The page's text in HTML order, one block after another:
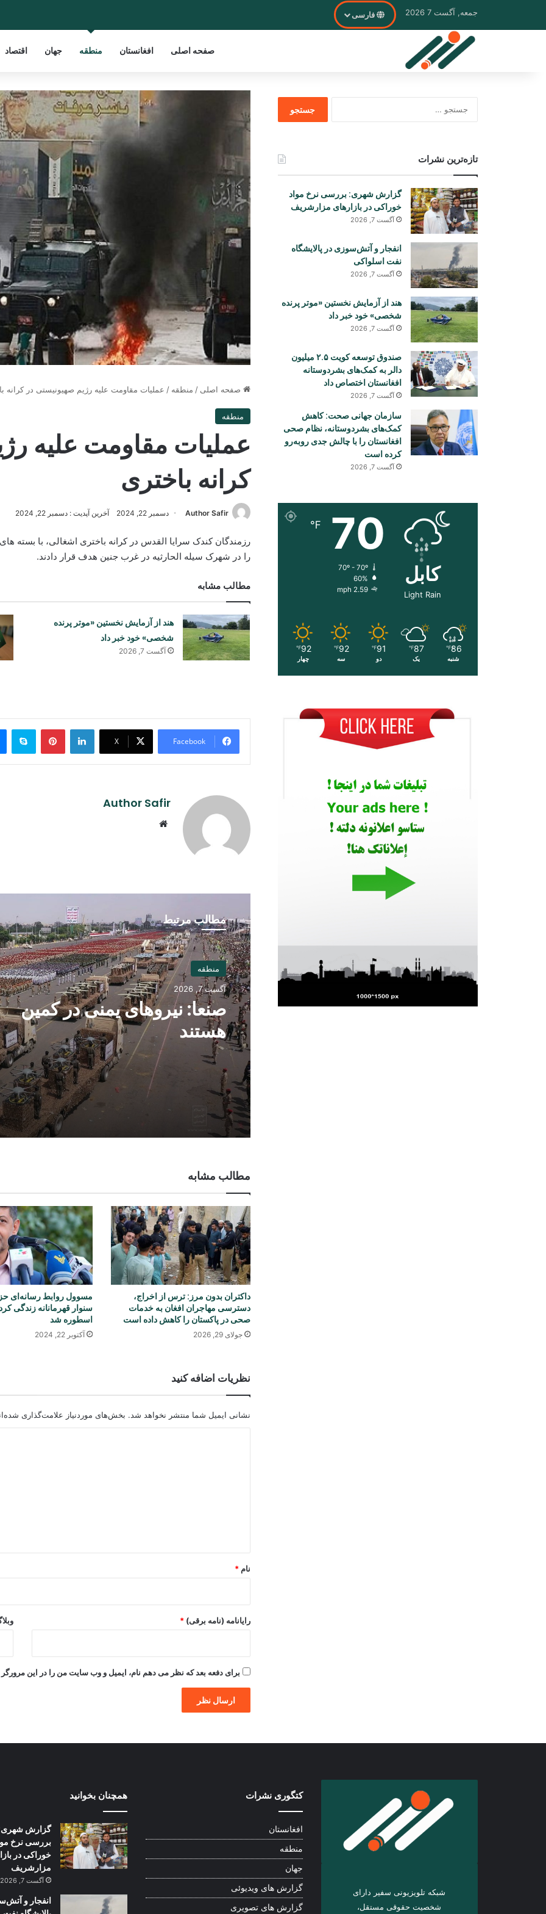
جمعه, آگست 7 2026 فارسی
صفحه اصلی افغانستان منطقه جهان اقتصاد
صفحه اصلی / منطقه / عملیات مقاومت علیه رژیم صهیونیستی در کرانه
منطقه
عملیات مقاومت علیه
کرانه باختری
Author Safir دسمبر 22, 2024 آخرین آپدیت : دسمبر 22, 2024
رزمندگان کندک سرایا القدس در کرانه باختری اشغالی، با
را در شهرک سیله الحارثیه در غرب جنین هدف قرار دادند.
مطالب مشابه
هند از آزمایش نخستین «موتر پرنده
شخصی» خود خبر داد
آگست 7, 2026
Facebook
X
LinkedIn
Pinterest
Author Safir
مطالب مرتبط
منطقه
آگست 7, 2026
صنعا: نیروهای یمنی در کمین
هستند
مطالب مشابه
داکتران بدون مرز: ترس از اخراج،
دسترسی مهاجران افغان به خدمات
صحی در پاکستان را کاهش داده است
جولای 29, 2026
مسوول روابط رسانه‌ای
سنوار قهرمانانه زندگی
اسطوره شد
آکتوبر 22, 2024
نظریات اضافه کنید
نشانی ایمیل شما منتشر نخواهد شد. بخش‌های موردنیاز علامت‌گذاری
نام *
رایانامه (نامه برقی) *
برای دفعه بعد که نظر می دهم نام، ایمیل و وب سایت من را در این مرورگر
تازه‌ترین نشرات
گزارش شهری: بررسی نرخ مواد
خوراکی در بازارهای مزارشریف
آگست 7, 2026
انفجار و آتش‌سوزی در پالایشگاه
نفت اسلواکی
آگست 7, 2026
هند از آزمایش نخستین «موتر پرنده
شخصی» خود خبر داد
آگست 7, 2026
صندوق توسعه کویت ۲.۵ میلیون
دالر به کمک‌های بشردوستانه
افغانستان اختصاص داد
آگست 7, 2026
سازمان جهانی صحت: کاهش
کمک‌های بشردوستانه، نظام صحی
افغانستان را با چالش جدی روبه‌رو
کرده است
آگست 7, 2026
کابل
Light Rain
70
℉
70º - 70º
60%
2.59 mph
86
℉
شنبه
87
℉
یک
91
℉
دو
92
℉
سه
92
℉
چهار
شبکه تلویزیونی سفیر دارای
شخصیت حقوقی مستقل،
کتگوری نشرات
افغانستان
منطقه
جهان
گزارش های ویدیوئی
گزارش های تصویری
همچنان بخوانید
گزارش
بررسی نرخ
خوراکی در
مزارشریف
آگست 7, 2026
انفجار و